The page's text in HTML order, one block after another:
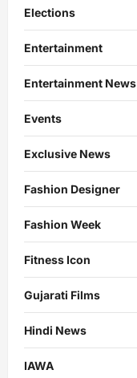
Elections
Entertainment
Entertainment News
Events
Exclusive News
Fashion Designer
Fashion Week
Fitness Icon
Gujarati Films
Hindi News
IAWA